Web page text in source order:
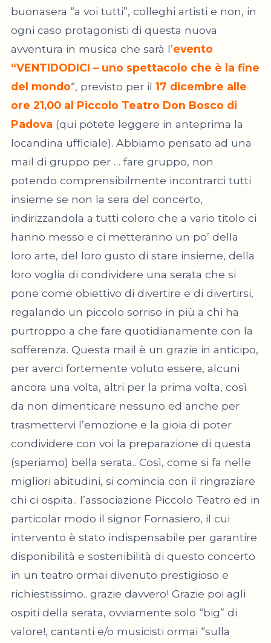
buonasera “a voi tutti”, colleghi artisti e non, in
ogni caso protagonisti di questa nuova
avventura in musica che sarà l’evento
“VENTIDODICI – uno spettacolo che è la fine
del mondo“, previsto per il 17 dicembre alle
ore 21,00 al Piccolo Teatro Don Bosco di
Padova (qui potete leggere in anteprima la
locandina ufficiale). Abbiamo pensato ad una
mail di gruppo per … fare gruppo, non
potendo comprensibilmente incontrarci tutti
insieme se non la sera del concerto,
indirizzandola a tutti coloro che a vario titolo ci
hanno messo e ci metteranno un po’ della
loro arte, del loro gusto di stare insieme, della
loro voglia di condividere una serata che si
pone come obiettivo di divertire e di divertirsi,
regalando un piccolo sorriso in più a chi ha
purtroppo a che fare quotidianamente con la
sofferenza. Questa mail è un grazie in anticipo,
per averci fortemente voluto essere, alcuni
ancora una volta, altri per la prima volta, così
da non dimenticare nessuno ed anche per
trasmettervi l’emozione e la gioia di poter
condividere con voi la preparazione di questa
(speriamo) bella serata.. Così, come si fa nelle
migliori abitudini, si comincia con il ringraziare
chi ci ospita.. l’associazione Piccolo Teatro ed in
particolar modo il signor Fornasiero, il cui
intervento è stato indispensabile per garantire
disponibilità e sostenibilità di questo concerto
in un teatro ormai divenuto prestigioso e
richiestissimo.. grazie davvero! Grazie poi agli
ospiti della serata, ovviamente solo “big” di
valore!, cantanti e/o musicisti ormai “sulla